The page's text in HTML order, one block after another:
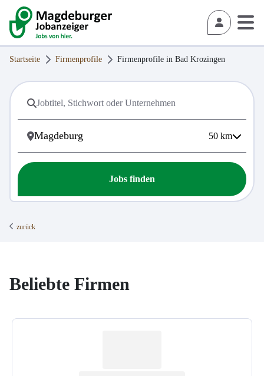
Startseite Firmenprofile Firmenprofile in Bad Krozingen
50 km
Jobs finden
zurück
Beliebte Firmen